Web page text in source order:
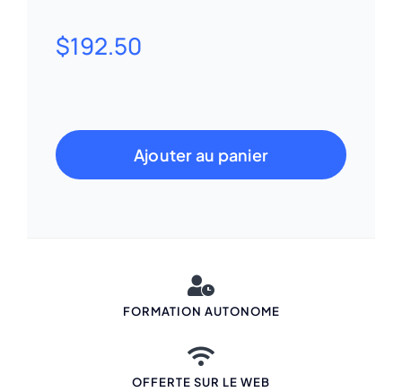
$192.50
Ajouter au panier
FORMATION AUTONOME
OFFERTE SUR LE WEB